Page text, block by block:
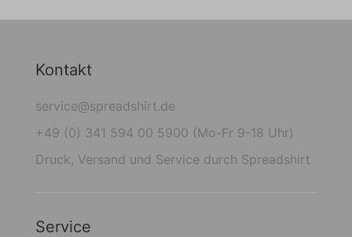
Kontakt
service@spreadshirt.de
+49 (0) 341 594 00 5900 (Mo-Fr 9-18 Uhr)
Druck, Versand und Service durch Spreadshirt
Service